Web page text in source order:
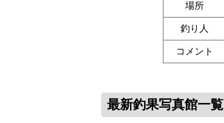
場所
釣り人
コメント
最新釣果写真館一覧